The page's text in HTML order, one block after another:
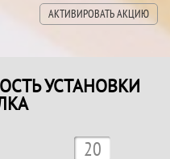
АКТИВИРОВАТЬ АКЦИЮ
УСТАНОВКИ